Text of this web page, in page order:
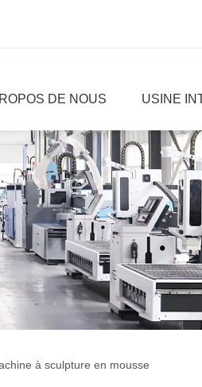
DE NOUS USINE
à sculpture en mousse